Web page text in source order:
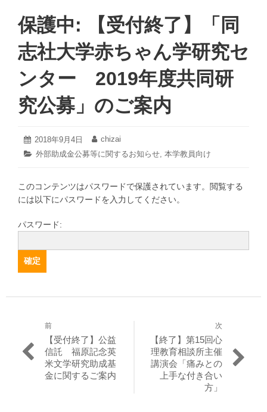
保護中: 【受付終了】「同
志社大学赤ちゃん学研究セ
ンター 2019年度共同研
究公募」のご案内
投
稿
2018年9月4日
2021
年
3
日
投
稿
chizai
カ
リ
ー:
外部助成金公募等に関するお知らせ, 本学教員向け
このコンテンツはパスワードで保護されています。閲覧する
には以下にパスワードを入力してください。
パスワード:
稿
前
過
去
の
投
【受付終了】公益
信託 福原記念英
米文学研究助成基
金に関するご案内
次
の
投
【終了】第15回心
理教育相談所主催
講演会「痛みとの
上手な付き合い
方」